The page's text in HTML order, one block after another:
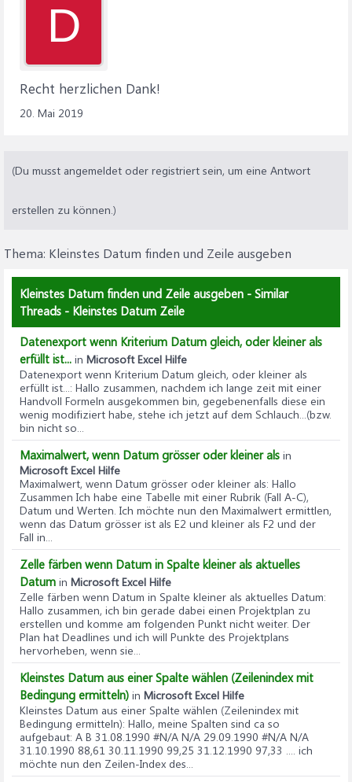
D
Recht herzlichen Dank!
20. Mai 2019
(Du musst angemeldet oder registriert sein, um eine Antwort
erstellen zu können.)
Thema: Kleinstes Datum finden und Zeile ausgeben
Kleinstes Datum finden und Zeile ausgeben - Similar
Threads - Kleinstes Datum Zeile
Datenexport wenn Kriterium Datum gleich, oder kleiner als
erfüllt ist... in Microsoft Excel Hilfe
Datenexport wenn Kriterium Datum gleich, oder kleiner als
erfüllt ist...: Hallo zusammen, nachdem ich lange zeit mit einer
Handvoll Formeln ausgekommen bin, gegebenenfalls diese ein
wenig modifiziert habe, stehe ich jetzt auf dem Schlauch...(bzw.
bin nicht so...
Maximalwert, wenn Datum grösser oder kleiner als in
Microsoft Excel Hilfe
Maximalwert, wenn Datum grösser oder kleiner als: Hallo
Zusammen Ich habe eine Tabelle mit einer Rubrik (Fall A-C),
Datum und Werten. Ich möchte nun den Maximalwert ermittlen,
wenn das Datum grösser ist als E2 und kleiner als F2 und der
Fall in...
Zelle färben wenn Datum in Spalte kleiner als aktuelles
Datum in Microsoft Excel Hilfe
Zelle färben wenn Datum in Spalte kleiner als aktuelles Datum:
Hallo zusammen, ich bin gerade dabei einen Projektplan zu
erstellen und komme am folgenden Punkt nicht weiter. Der
Plan hat Deadlines und ich will Punkte des Projektplans
hervorheben, wenn sie...
Kleinstes Datum aus einer Spalte wählen (Zeilenindex mit
Bedingung ermitteln) in Microsoft Excel Hilfe
Kleinstes Datum aus einer Spalte wählen (Zeilenindex mit
Bedingung ermitteln): Hallo, meine Spalten sind ca so
aufgebaut: A B 31.08.1990 #N/A N/A 29.09.1990 #N/A N/A
31.10.1990 88,61 30.11.1990 99,25 31.12.1990 97,33 .... ich
möchte nun den Zeilen-Index des...